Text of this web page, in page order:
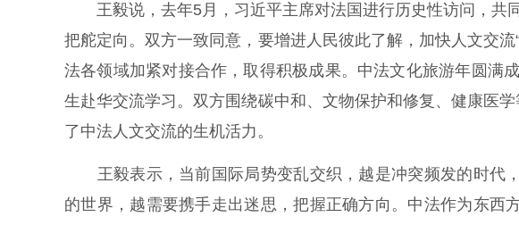
王毅说，去年5月，习近平主席对法国进行历史性访问，共
把舵定向。双方一致同意，要增进人民彼此了解，加快人文交
法各领域加紧对接合作，取得积极成果。中法文化旅游年圆满
生赴华交流学习。双方围绕碳中和、文物保护和修复、健康医
了中法人文交流的生机活力。
王毅表示，当前国际局势变乱交织，越是冲突频发的时代
的世界，越需要携手走出迷思，把握正确方向。中法作为东西